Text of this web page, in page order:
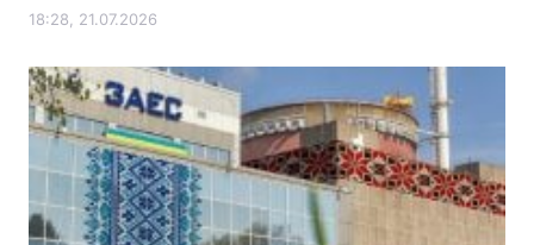
18:28, 21.07.2026